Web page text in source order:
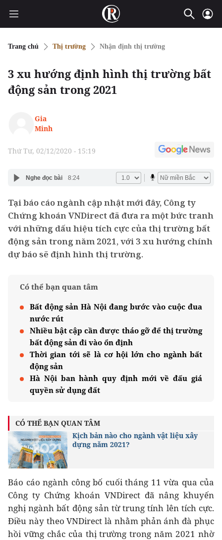
Trang chủ Thị trường Nhận định thị trường
3 xu hướng định hình thị trường bất
động sản trong 2021
Gia
Minh
Thứ Tư, 02/12/2020 - 15:19
Nghe đọc bài 8:24
Tại báo cáo ngành cập nhật mới đây, Công ty
Chứng khoán VNDirect đã đưa ra một bức tranh
với những dấu hiệu tích cực của thị trường bất
động sản trong năm 2021, với 3 xu hướng chính
dự báo sẽ định hình thị trường.
Có thể bạn quan tâm
Bất động sản Hà Nội đang bước vào cuộc đua
nước rút
Nhiều bật cập cần được tháo gỡ để thị trường
bất động sản đi vào ổn định
Thời gian tới sẽ là cơ hội lớn cho ngành bất
động sản
Hà Nội ban hành quy định mới về đấu giá
quyền sử dụng đất
CÓ THỂ BẠN QUAN TÂM
Kịch bản nào cho ngành vật liệu xây
dựng năm 2021?
Báo cáo ngành công bố cuối tháng 11 vừa qua của
Công ty Chứng khoán VNDirect đã nâng khuyến
nghị ngành bất động sản từ trung tính lên tích cực.
Điều này theo VNDirect là nhằm phản ánh đà phục
hồi vững chắc của thị trường trong năm 2021 nhờ